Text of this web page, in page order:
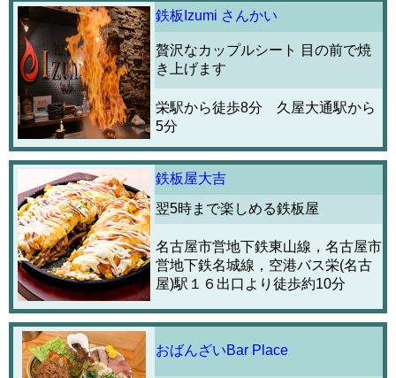
鉄板Izumi さんかい
贅沢なカップルシート 目の前で焼
き上げます
栄駅から徒歩8分 久屋大通駅から
5分
鉄板屋大吉
翌5時まで楽しめる鉄板屋
名古屋市営地下鉄東山線，名古屋市
営地下鉄名城線，空港バス栄(名古
屋)駅１６出口より徒歩約10分
おばんざいBar Place